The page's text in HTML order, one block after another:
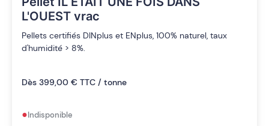
L'OUEST vrac
Pellets certifiés DINplus et ENplus, 100% naturel, taux
d'humidité > 8%.
Dès 399,00 € TTC / tonne
•Indisponible